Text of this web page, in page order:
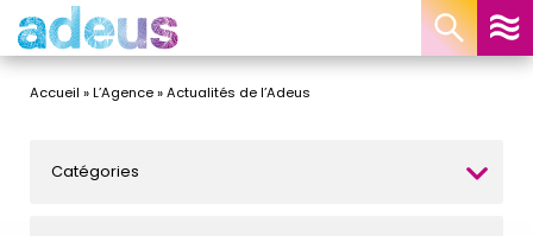
Accueil »L’Agence»Actualités de l’Adeus
Catégories
Panneau de gestion des cookies